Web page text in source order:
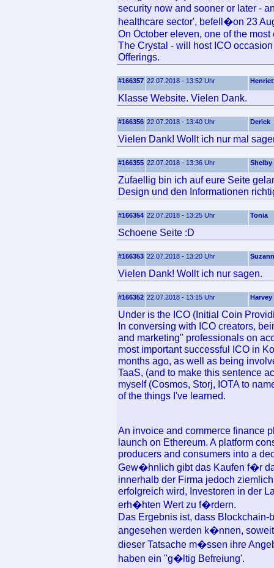
security now and sooner or later -
healthcare sector', befell�on 23
On October eleven, one of the
The Crystal - will host ICO
Offerings.
#166357 22.07.2018 - 13:52 Uhr
Klasse Website. Vielen Dank.
#166356 22.07.2018 - 13:40 Uhr Derick
Vielen Dank! Wollt ich nur mal
#166355 22.07.2018 - 13:36 Uhr Shelby
Zufaellig bin ich auf eure Seite
Design und den Informationen
#166354 22.07.2018 - 13:25 Uhr Tonia
Schoene Seite :D
#166353 22.07.2018 - 13:20 Uhr
Vielen Dank! Wollt ich nur sagen.
#166352 22.07.2018 - 13:15 Uhr Harvey
Under is the ICO (Initial Coin
In conversing with ICO creators,
and marketing" professionals on
most important successful ICO in
months ago, as well as being
TaaS, (and to make this sentence
myself (Cosmos, Storj, IOTA to
of the things I've learned.
An invoice and commerce finance
launch on Ethereum. A platform
producers and consumers into a
Gew�hnlich gibt das Kaufen f�r
innerhalb der Firma jedoch
erfolgreich wird, Investoren in der
erh�hten Wert zu f�rdern.
Das Ergebnis ist, dass
angesehen werden k�nnen,
dieser Tatsache m�ssen ihre
haben ein "g�ltig Befreiung'.